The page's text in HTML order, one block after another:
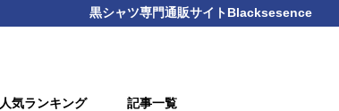
黒シャツ専門通販サイトBlacksesence
気ランキング 記事一覧